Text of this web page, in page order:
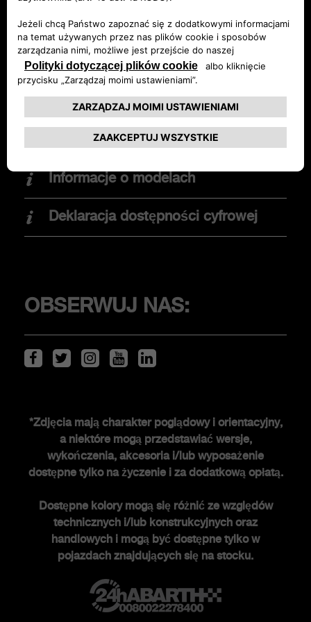
Nowy Abarth 600e
Abarth 500e
OPCJE ZAKUPU
Znajdź dealera
Jazda testowa
Serwis i akcesoria
Historia FCA heritage
Historia
Nowości
Newsletter
Konfigurator
Obsługa klienta
Znajdź dealera
Zamów Ofertę
Informacje o modelach
Deklaracja dostępności cyfrowej
OBSERWUJ NAS:
*Zdjęcia mają charakter poglądowy i orientacyjny,
a niektóre mogą przedstawiać wersje,
wykończenia, akcesoria i/lub wyposażenie
dostępne tylko na życzenie i za dodatkową opłatą.
Dostępne kolory mogą się różnić ze względów
technicznych i/lub konstrukcyjnych oraz
handlowych i mogą być dostępne tylko w
pojazdach znajdujących się na stocku.